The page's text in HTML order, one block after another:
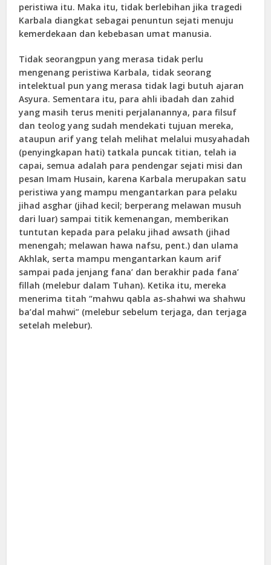
peristiwa itu. Maka itu, tidak berlebihan jika tragedi
Karbala diangkat sebagai penuntun sejati menuju
kemerdekaan dan kebebasan umat manusia.
Tidak seorangpun yang merasa tidak perlu
mengenang peristiwa Karbala, tidak seorang
intelektual pun yang merasa tidak lagi butuh ajaran
Asyura. Sementara itu, para ahli ibadah dan zahid
yang masih terus meniti perjalanannya, para filsuf
dan teolog yang sudah mendekati tujuan mereka,
ataupun arif yang telah melihat melalui musyahadah
(penyingkapan hati) tatkala puncak titian, telah ia
capai, semua adalah para pendengar sejati misi dan
pesan Imam Husain, karena Karbala merupakan satu
peristiwa yang mampu mengantarkan para pelaku
jihad asghar (jihad kecil; berperang melawan musuh
dari luar) sampai titik kemenangan, memberikan
tuntutan kepada para pelaku jihad awsath (jihad
menengah; melawan hawa nafsu, pent.) dan ulama
Akhlak, serta mampu mengantarkan kaum arif
sampai pada jenjang fana’ dan berakhir pada fana’
fillah (melebur dalam Tuhan). Ketika itu, mereka
menerima titah “mahwu qabla as-shahwi wa shahwu
ba’dal mahwi” (melebur sebelum terjaga, dan terjaga
setelah melebur).